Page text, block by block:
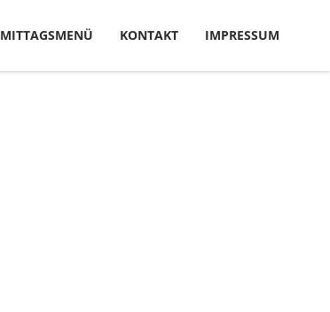
MITTAGSMENÜ KONTAKT IMPRESSUM